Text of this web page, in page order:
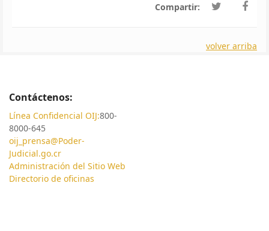
Compartir:
volver arriba
Contáctenos:
Línea Confidencial OIJ:800-
8000-645
oij_prensa@Poder-
Judicial.go.cr
Administración del Sitio Web
Directorio de oficinas